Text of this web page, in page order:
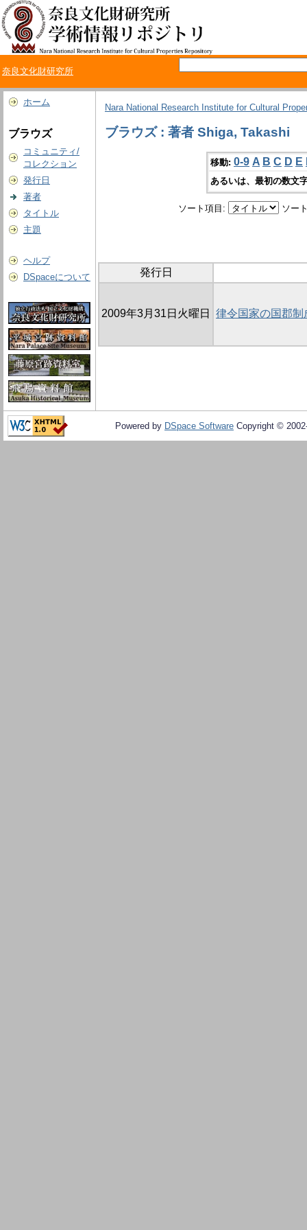
奈良文化財研究所
ホーム
ブラウズ
コミュニティ/
コレクション
発行日
著者
タイトル
主題
ヘルプ
DSpaceについて
Nara National Research Institute for Cultural
ブラウズ : 著者 Shiga, Takashi
移動: 0-9 A B C D E
あるいは、最初の数文
ソート項目: ソー
発行日
2009年3月31日火曜日 律令国家の国郡
Powered by DSpace Software Copyright ©